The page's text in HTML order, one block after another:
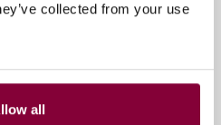
collected from your use
all
zes signalen
mee met de New Dutch
bracht en m...